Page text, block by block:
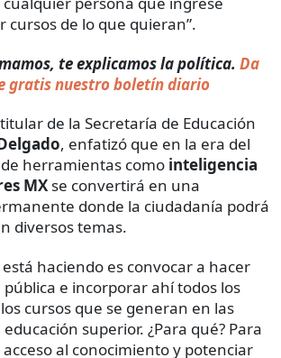
cursos de lo que quieran”.
te explicamos la política. Da
gratis nuestro boletín diario
de la Secretaría de Educación
, enfatizó que en la era del
herramientas como inteligencia
MX se convertirá en una
donde la ciudadanía podrá
diversos temas.
está haciendo es convocar a hacer
e incorporar ahí todos los
cursos que se generan en las
superior. ¿Para qué? Para
al conocimiento y potenciar